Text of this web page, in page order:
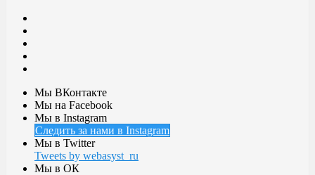
Мы ВКонтакте
Мы на Facebook
Мы в Instagram
Следить за нами в Instagram
Мы в Twitter
Tweets by webasyst_ru
Мы в ОК